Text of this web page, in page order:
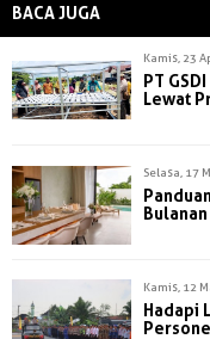
BACA JUGA
Kamis, 23
PT
Lewat
Selasa, 17
Kamis, 12
Hadapi